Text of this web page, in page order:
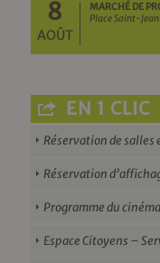
8
AOÛT
MARCHÉ DE
Place Saint-Jean
EN 1 CLIC
Réservation de salles
Réservation
Programme du
Espace Citoyens –